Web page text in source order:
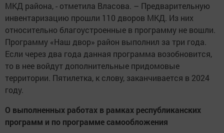
МКД района, - отметила Власова. – Предварительную
инвентаризацию прошли 110 дворов МКД. Из них
относительно благоустроенные в программу не вошли.
Программу «Наш двор» район выполнил за три года.
Если через два года данная программа возобновится,
то в нее войдут дополнительные придомовые
территории. Пятилетка, к слову, заканчивается в 2024
году.
О выполненных работах в рамках республиканских
программ и по программе самообложения